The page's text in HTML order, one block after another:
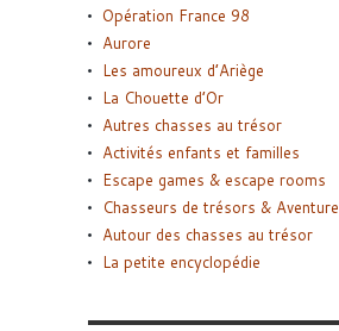
Opération France 98
Aurore
Les amoureux d’Ariège
La Chouette d’Or
Autres chasses au trésor
Activités enfants et familles
Escape games & escape rooms
Chasseurs de trésors & Aventure
Autour des chasses au trésor
La petite encyclopédie